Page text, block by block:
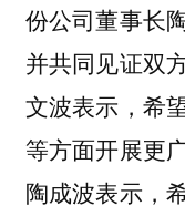
份公司董事长
并共同见证双
文波表示，希
等方面开展更
陶成波表示，